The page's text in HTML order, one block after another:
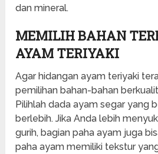
dan mineral.
MEMILIH BAHAN
AYAM TERIYAKI
Agar hidangan ayam teriyaki
pemilihan bahan-bahan
Pilihlah dada ayam segar yang
berlebih. Jika Anda lebih
gurih, bagian paha ayam juga
paha ayam memiliki tekstur